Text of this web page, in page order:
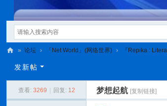
L
» 论坛 › 「Net World」(网络世界) › 『Repika :
发新帖
查看: 3269 回复: 12 梦想起航 [复制链接]